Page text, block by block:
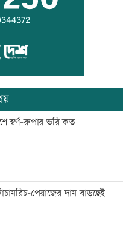
পাঁচ হাজার কৃষি শ্রমিক নেবে
আনুষ্ঠানিক কাঠামোয় আনছে
চাইল মন্ত্রণালয়
উন্নয়নে বাংলাদেশ-অস্ট্রেলিয়ার
স্বর্ণ-রুপার ভরি কত
পেয়াজের দাম বাড়ছেই